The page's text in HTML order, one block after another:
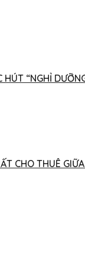
“NGHỈ
THUÊ GIỮA